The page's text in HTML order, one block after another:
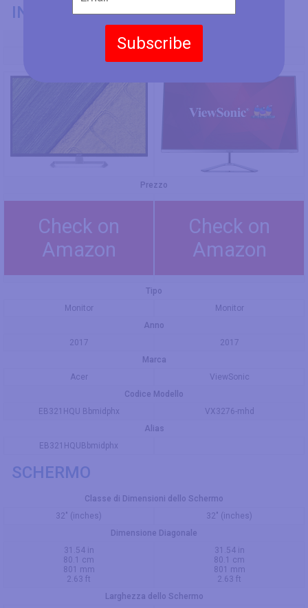
Subscribe
INFORMAZIONI GENERALI
Codice Modello
Prezzo
Check on
Amazon
Check on
Amazon
Tipo
Monitor
Monitor
Anno
2017
2017
Marca
Acer
ViewSonic
Codice Modello
EB321HQU Bbmidphx
VX3276-mhd
Alias
EB321HQUBbmidphx
SCHERMO
Classe di Dimensioni dello Schermo
32" (inches)
32" (inches)
Dimensione Diagonale
31.54 in
80.1 cm
801 mm
2.63 ft
31.54 in
80.1 cm
801 mm
2.63 ft
Larghezza dello Schermo